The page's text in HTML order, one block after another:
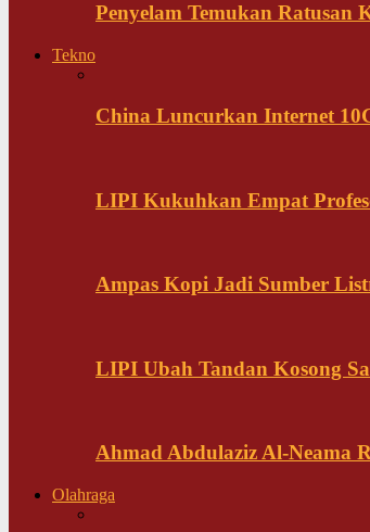
Penyelam Temukan Ratusan
Tekno
China Luncurkan Internet
LIPI Kukuhkan Empat
Ampas Kopi Jadi Sumber
LIPI Ubah Tandan Kosong
Ahmad Abdulaziz Al-Neama
Olahraga